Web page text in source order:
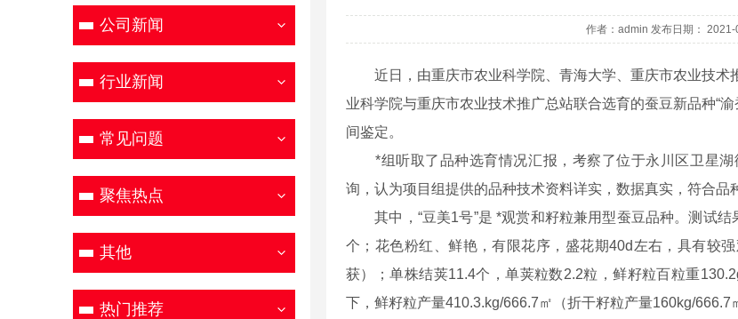
公司新闻
行业新闻
常见问题
聚焦热点
其他
热门推荐
作者：admin 发布日期： 2021-
近日，由重庆市农业科学院、青海大学、重庆市农业技术推
业科学院与重庆市农业技术推广总站联合选育的蚕豆新品种“渝
间鉴定。
*组听取了品种选育情况汇报，考察了位于永川区卫星湖
询，认为项目组提供的品种技术资料详实，数据真实，符合
其中，“豆美1号”是 *观赏和籽粒兼用型蚕豆品种。测试结
个；花色粉红、鲜艳，有限花序，盛花期40d左右，具有较
获）；单株结荚11.4个，单荚粒数2.2粒，鲜籽粒百粒重
下，鲜籽粒产量410.3.kg/666.7㎡（折干籽粒产量160kg/666.7